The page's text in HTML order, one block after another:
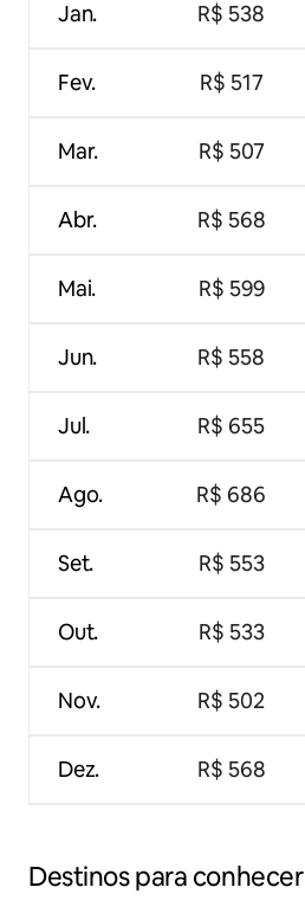
Jan.
Fev.
Mar.
Abr.
Mai.
Jun.
Jul.
Ago.
Set.
Out.
Nov.
Dez.
R$ 538
R$ 517
R$ 507
R$ 568
R$ 599
R$ 558
R$ 655
R$ 686
R$ 553
R$ 533
R$ 502
R$ 568
Destinos para conhecer